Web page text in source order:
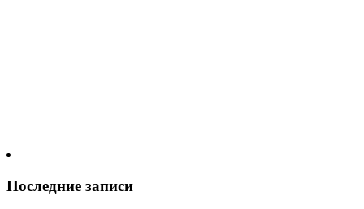
Последние записи